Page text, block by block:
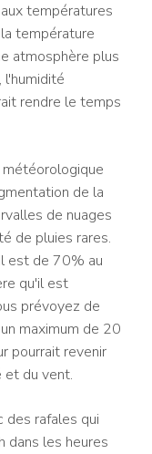
températures
température
atmosphère plus
l'humidité
rendre le temps
de la
de nuages
de pluies rares.
Il est de 70% au
qu'il est
prévoyez de
maximum de 20
pourrait revenir
et du vent.
des rafales qui
dans les heures